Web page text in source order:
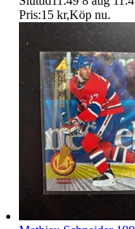
Pris:15 kr,Köp nu.